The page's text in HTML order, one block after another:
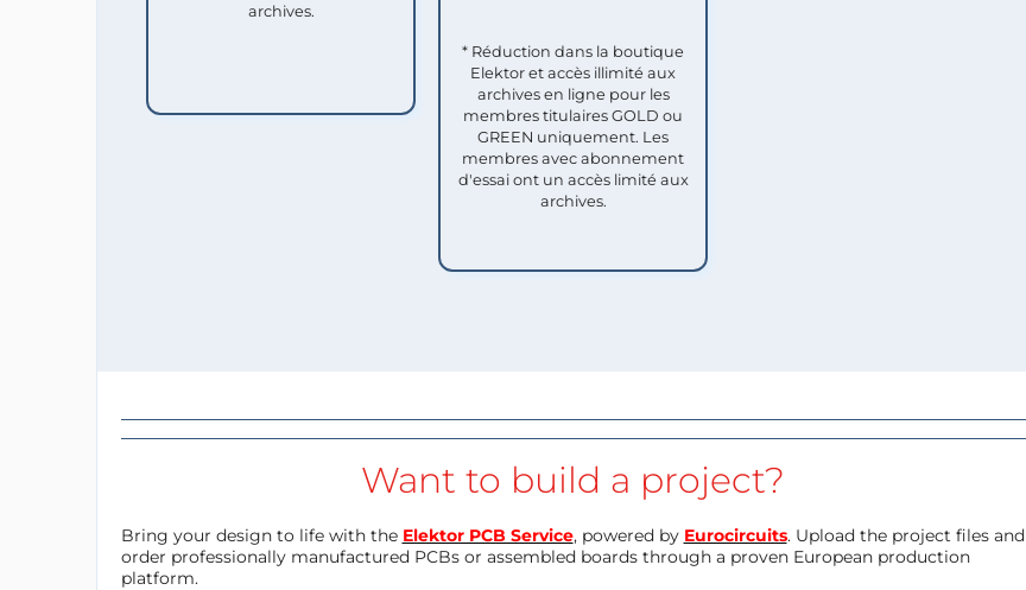
archives.
* Réduction dans la boutique
Elektor et accès illimité aux
archives en ligne pour les
membres titulaires GOLD ou
GREEN uniquement. Les
membres avec abonnement
d'essai ont un accès limité aux
archives.
Want to build a project?
Bring your design to life with the Elektor PCB Service, powered by Eurocircuits. Upload the project files and
order professionally manufactured PCBs or assembled boards through a proven European production
platform.